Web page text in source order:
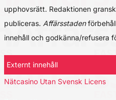
upphovsrätt. Redaktionen
publiceras. Affärsstaden
innehåll och godkänna/refusera
Externt innehåll
Nätcasino Utan Svensk Licens